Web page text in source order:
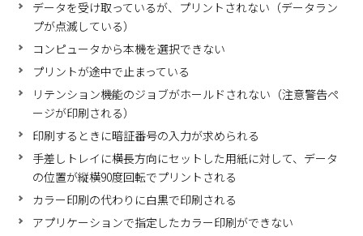
データを受け取っているが、プリントされない（データラン
プが点滅している）
コンピュータから本機を選択できない
プリントが途中で止まっている
リテンション機能のジョブがホールドされない（注意警告ペ
ージが印刷される）
印刷するときに暗証番号の入力が求められる
手差しトレイに横長方向にセットした用紙に対して、データ
の位置が縦横90度回転でプリントされる
カラー印刷の代わりに白黒で印刷される
アプリケーションで指定したカラー印刷ができない